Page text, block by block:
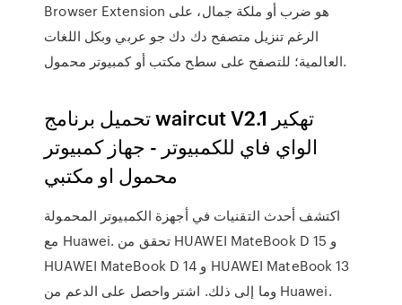
Browser Extension هو ضرب أو ملكة جمال، على
الرغم تنزيل متصفح دك دك جو عربي وبكل اللغات
العالمية؛ للتصفح على سطح مكتب أو كمبيوتر محمول.
تحميل برنامج waircut V2.1 تهكير
الواي فاي للكمبيوتر - جهاز كمبيوتر
محمول او مكتبي
اكتشف أحدث التقنيات في أجهزة الكمبيوتر المحمولة
مع Huawei. تحقق من HUAWEI MateBook D 15 و
HUAWEI MateBook D 14 و HUAWEI MateBook 13
وما إلى ذلك. اشتر واحصل على الدعم من Huawei.